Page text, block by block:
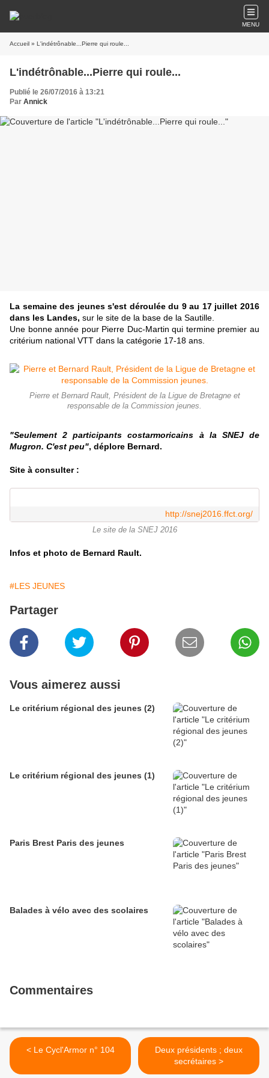
MENU
Accueil » L'indétrônable...Pierre qui roule...
L'indétrônable...Pierre qui roule...
Publié le 26/07/2016 à 13:21
Par Annick
La semaine des jeunes s'est déroulée du 9 au 17 juillet 2016
dans les Landes, sur le site de la base de la Sautille.
Une bonne année pour Pierre Duc-Martin qui termine premier au
critérium national VTT dans la catégorie 17-18 ans.
Pierre et Bernard Rault, Président de la Ligue de Bretagne et
responsable de la Commission jeunes.
"Seulement 2 participants costarmoricains à la SNEJ de
Mugron. C'est peu", déplore Bernard.
Site à consulter :
http://snej2016.ffct.org/
Le site de la SNEJ 2016
Infos et photo de Bernard Rault.
#LES JEUNES
Partager
Vous aimerez aussi
Le critérium régional des jeunes (2)
Le critérium régional des jeunes (1)
Paris Brest Paris des jeunes
Balades à vélo avec des scolaires
Commentaires
< Le Cycl'Armor n° 104
Deux présidents ; deux
secrétaires >